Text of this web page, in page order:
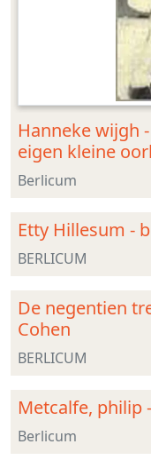
Hanneke wijgh
eigen kleine
Berlicum
Etty Hillesum -
BERLICUM
De negentien
Cohen
BERLICUM
Metcalfe, philip
Berlicum